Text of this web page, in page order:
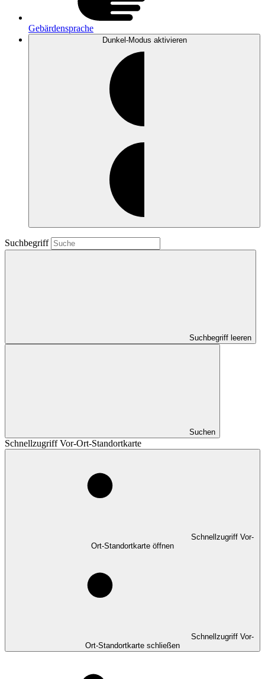
Gebärdensprache
Dunkel-Modus aktivieren
Suchbegriff
Suchbegriff leeren
Suchen
Schnellzugriff Vor-Ort-Standortkarte
Schnellzugriff Vor-
Ort-Standortkarte öffnen
Schnellzugriff Vor-
Ort-Standortkarte schließen